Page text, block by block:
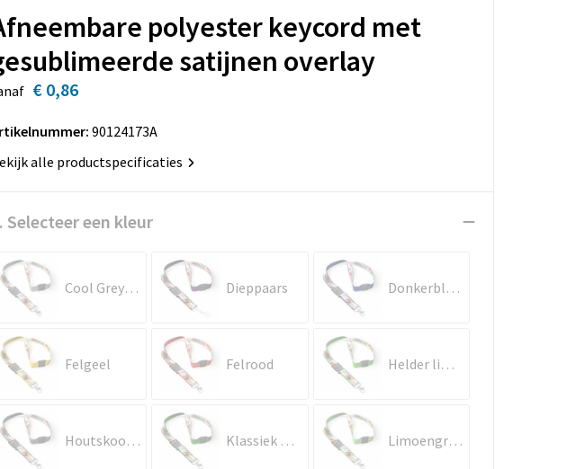
polyester keycord met
satijnen overlay
€ 0,86
90124173A
alle productspecificaties
Selecteer een kleur
Cool Grey 6 C Dieppaars Donkerblauw
Felgeel Felrood Helder limoengroen
Houtskoolgrijs Klassiek Groen Limoengroen